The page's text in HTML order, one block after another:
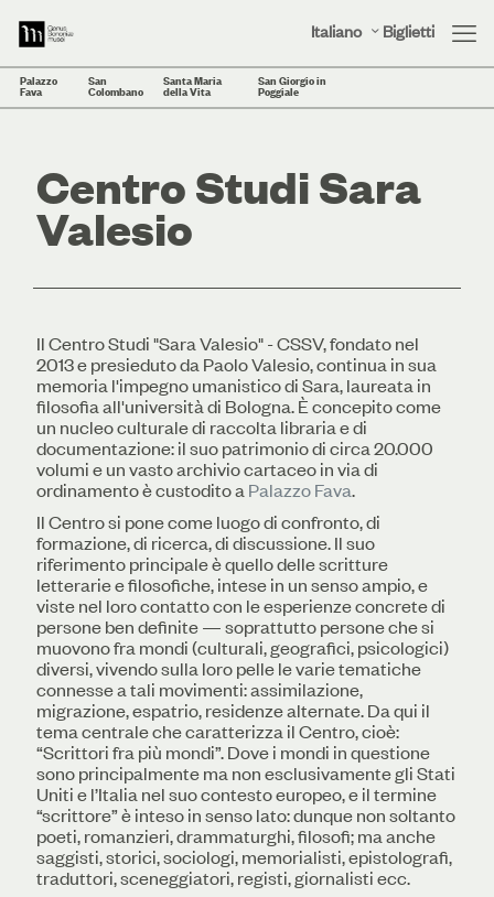
Palazzo
Fava
San
Colombano
Santa Maria
della Vita
San Giorgio in
Poggiale
Italiano Biglietti
Centro Studi Sara
Valesio
Il Centro Studi "Sara Valesio" - CSSV, fondato nel
2013 e presieduto da Paolo Valesio, continua in sua
memoria l'impegno umanistico di Sara, laureata in
filosofia all'università di Bologna. È concepito come
un nucleo culturale di raccolta libraria e di
documentazione: il suo patrimonio di circa 20.000
volumi e un vasto archivio cartaceo in via di
ordinamento è custodito a Palazzo Fava.
Il Centro si pone come luogo di confronto, di
formazione, di ricerca, di discussione. Il suo
riferimento principale è quello delle scritture
letterarie e filosofiche, intese in un senso ampio, e
viste nel loro contatto con le esperienze concrete di
persone ben definite — soprattutto persone che si
muovono fra mondi (culturali, geografici, psicologici)
diversi, vivendo sulla loro pelle le varie tematiche
connesse a tali movimenti: assimilazione,
migrazione, espatrio, residenze alternate. Da qui il
tema centrale che caratterizza il Centro, cioè:
“Scrittori fra più mondi”. Dove i mondi in questione
sono principalmente ma non esclusivamente gli Stati
Uniti e l’Italia nel suo contesto europeo, e il termine
“scrittore” è inteso in senso lato: dunque non soltanto
poeti, romanzieri, drammaturghi, filosofi; ma anche
saggisti, storici, sociologi, memorialisti, epistolografi,
traduttori, sceneggiatori, registi, giornalisti ecc.